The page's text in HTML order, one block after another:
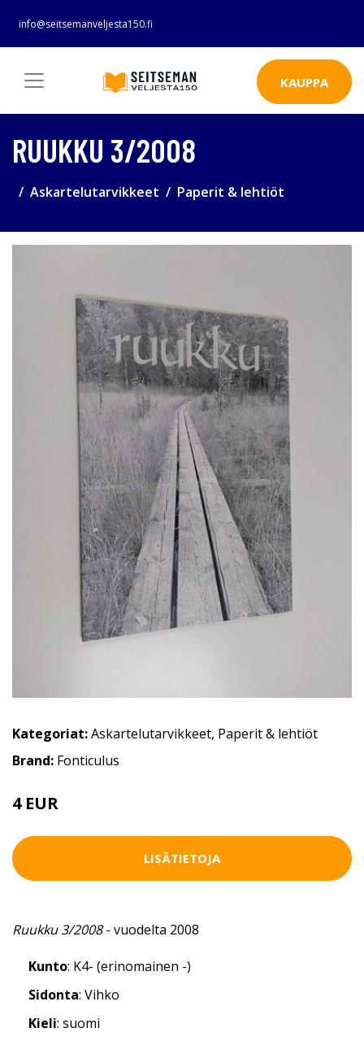
info@seitsemanveljesta150.fi
KAUPPA
RUUKKU 3/2008
Askartelutarvikkeet Paperit & lehtiöt
Kategoriat:Askartelutarvikkeet, Paperit & lehtiöt
Brand: Fonticulus
4 EUR
LISÄTIETOJA
Ruukku 3/2008- vuodelta 2008
Kunto: K4- (erinomainen -)
Sidonta: Vihko
Kieli: suomi